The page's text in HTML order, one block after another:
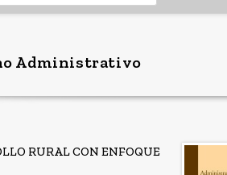
Administrativo
RURAL CON ENFOQUE